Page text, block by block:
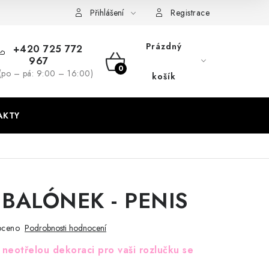
GDPR + cookies
Přihlášení Registrace
+420 725 772
967
– pá: 9:00 – 16:00)
NÁKUPNÍ
Prázdný
košík
- PENIS
Podrobnosti hodnocení
dekoraci pro vaši rozlučku se